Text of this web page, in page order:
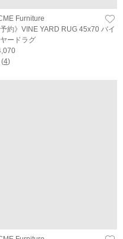
Furniture
予約》VINE YARD RUG 45x70 バイ
ードラグ
(4)